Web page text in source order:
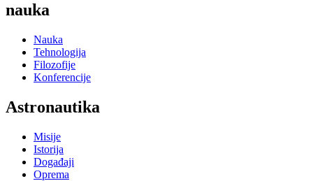
nauka
Nauka
Tehnologija
Filozofije
Konferencije
Astronautika
Misije
Istorija
Događaji
Oprema